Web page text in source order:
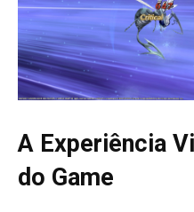
A Experiência
do Game